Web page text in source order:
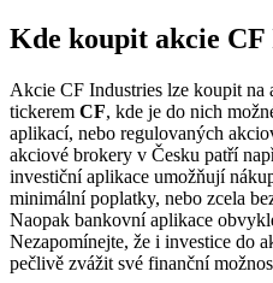
Kde koupit akcie CF
Akcie CF Industries lze koupit na
tickerem CF, kde je do nich
aplikací, nebo regulovaných
akciové brokery v Česku patří
investiční aplikace umožňují
minimální poplatky, nebo zcela
Naopak bankovní aplikace
Nezapomínejte, že i investice do
pečlivě zvážit své finanční